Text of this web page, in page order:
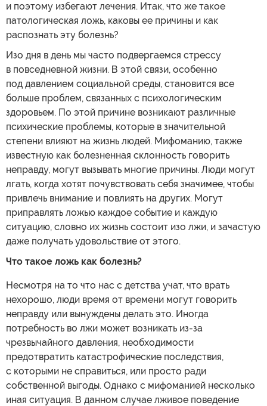
и поэтому избегают лечения. Итак, что же такое
патологическая ложь, каковы ее причины и как
распознать эту болезнь?
Изо дня в день мы часто подвергаемся стрессу
в повседневной жизни. В этой связи, особенно
под давлением социальной среды, становится все
больше проблем, связанных с психологическим
здоровьем. По этой причине возникают различные
психические проблемы, которые в значительной
степени влияют на жизнь людей. Мифоманию, также
известную как болезненная склонность говорить
неправду, могут вызывать многие причины. Люди могут
лгать, когда хотят почувствовать себя значимее, чтобы
привлечь внимание и повлиять на других. Могут
приправлять ложью каждое событие и каждую
ситуацию, словно их жизнь состоит изо лжи, и зачастую
даже получать удовольствие от этого.
Что такое ложь как болезнь?
Несмотря на то что нас с детства учат, что врать
нехорошо, люди время от времени могут говорить
неправду или вынуждены делать это. Иногда
потребность во лжи может возникать из-за
чрезвычайного давления, необходимости
предотвратить катастрофические последствия,
с которыми не справиться, или просто ради
собственной выгоды. Однако с мифоманией несколько
иная ситуация. В данном случае лживое поведение